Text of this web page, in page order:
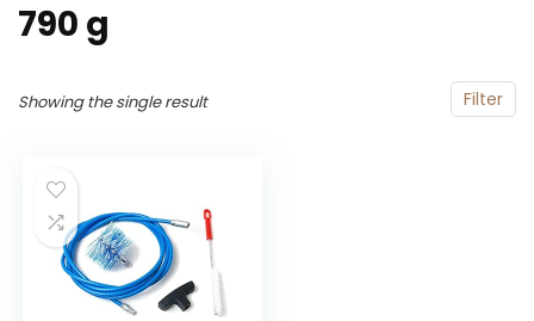
‎790 g
Filter
Showing the single result